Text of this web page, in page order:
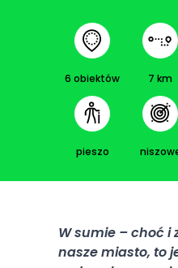
6 obiektów 7 km
pieszo
W sumie – choć
nasze miasto, to